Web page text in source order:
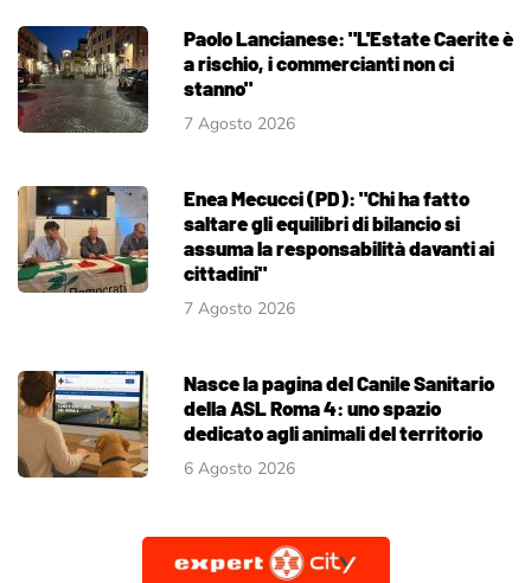
Paolo Lancianese: "L'Estate Caerite è
a rischio, i commercianti non ci
stanno"
7 Agosto 2026
Enea Mecucci (PD): "Chi ha fatto
saltare gli equilibri di bilancio si
assuma la responsabilità davanti ai
cittadini"
7 Agosto 2026
Nasce la pagina del Canile Sanitario
della ASL Roma 4: uno spazio
dedicato agli animali del territorio
6 Agosto 2026